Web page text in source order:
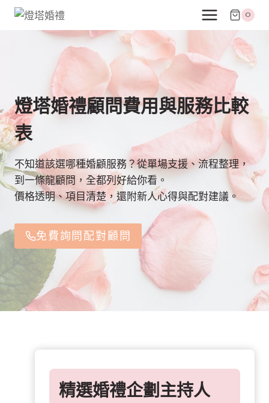
0
燈塔婚禮顧問費用與服務比較
表
不知道該選哪種婚顧服務？從單場支援、流程整理，
到一條龍顧問，全都列好給你看。
價格透明、項目清楚，還附新人心得與配對建議。
免費詢問配對顧問
精選婚禮企劃主持人